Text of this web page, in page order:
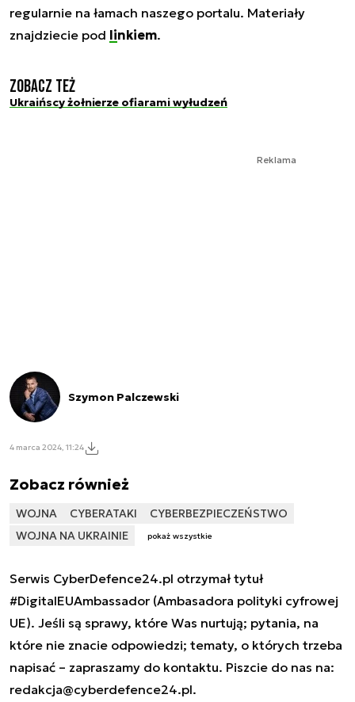
regularnie na łamach naszego portalu. Materiały
znajdziecie pod linkiem.
Zobacz też
Ukraińscy żołnierze ofiarami wyłudzeń
Reklama
Szymon Palczewski
4 marca 2024, 11:24
Zobacz również
WOJNA CYBERATAKI
CYBERBEZPIECZEŃSTWO
WOJNA NA UKRAINIE
pokaż wszystkie
Serwis CyberDefence24.pl otrzymał tytuł
#DigitalEUAmbassador (Ambasadora polityki cyfrowej
UE). Jeśli są sprawy, które Was nurtują; pytania, na
które nie znacie odpowiedzi; tematy, o których trzeba
napisać – zapraszamy do kontaktu. Piszcie do nas na:
redakcja@cyberdefence24.pl.